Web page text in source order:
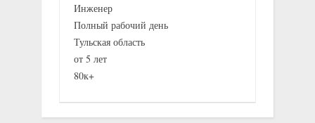
Инженер
Полный рабочий день
Тульская область
от 5 лет
80к+